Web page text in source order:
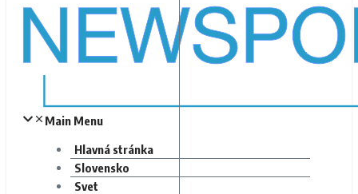
Main Menu
Hlavná stránka
Slovensko
Svet